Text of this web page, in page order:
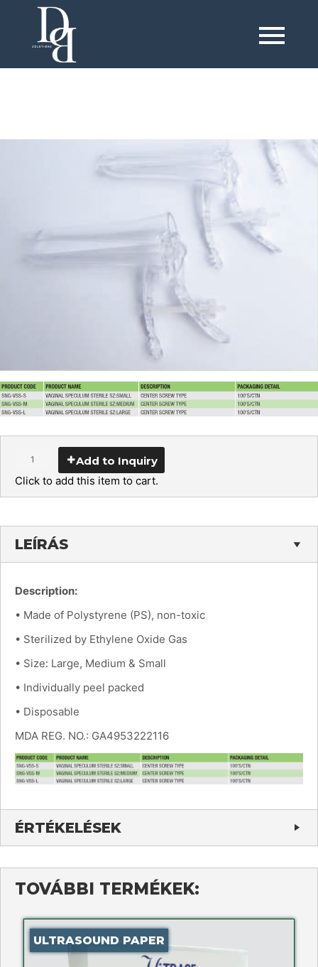
Add to Inquiry
Click to add this item to cart.
LEÍRÁS
Description:
• Made of Polystyrene (PS), non-toxic
• Sterilized by Ethylene Oxide Gas
• Size: Large, Medium & Small
• Individually peel packed
• Disposable
MDA REG. NO.: GA4953222116
ÉRTÉKELÉSEK
TOVÁBBI TERMÉKEK:
ULTRASOUND PAPER